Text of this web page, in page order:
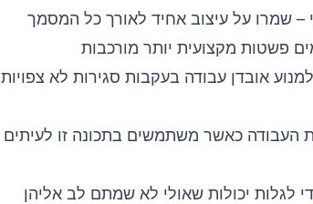
שמרו על עיצוב אחיד לאורך כל המסמך
פשטות מקצועית יותר מורכבות
אובדן עבודה בעקבות סגירות לא צפויות
העבודה כאשר משתמשים בתכונה זו לעיתים
לגלות יכולות שאולי לא שמתם לב אליהן